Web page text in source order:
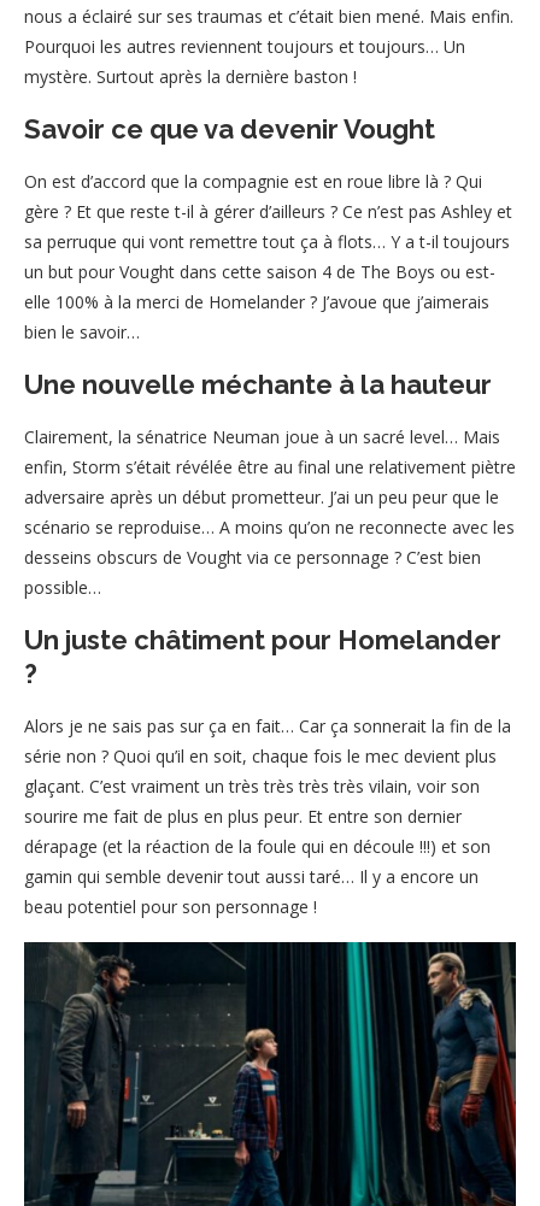
nous a éclairé sur ses traumas et c’était bien mené. Mais enfin.
Pourquoi les autres reviennent toujours et toujours… Un
mystère. Surtout après la dernière baston !
Savoir ce que va devenir Vought
On est d’accord que la compagnie est en roue libre là ? Qui
gère ? Et que reste t-il à gérer d’ailleurs ? Ce n’est pas Ashley et
sa perruque qui vont remettre tout ça à flots… Y a t-il toujours
un but pour Vought dans cette saison 4 de The Boys ou est-
elle 100% à la merci de Homelander ? J’avoue que j’aimerais
bien le savoir…
Une nouvelle méchante à la hauteur
Clairement, la sénatrice Neuman joue à un sacré level… Mais
enfin, Storm s’était révélée être au final une relativement piètre
adversaire après un début prometteur. J’ai un peu peur que le
scénario se reproduise… A moins qu’on ne reconnecte avec les
desseins obscurs de Vought via ce personnage ? C’est bien
possible…
Un juste châtiment pour Homelander
?
Alors je ne sais pas sur ça en fait… Car ça sonnerait la fin de la
série non ? Quoi qu’il en soit, chaque fois le mec devient plus
glaçant. C’est vraiment un très très très très vilain, voir son
sourire me fait de plus en plus peur. Et entre son dernier
dérapage (et la réaction de la foule qui en découle !!!) et son
gamin qui semble devenir tout aussi taré… Il y a encore un
beau potentiel pour son personnage !